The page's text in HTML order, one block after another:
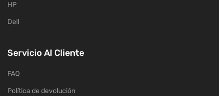
HP
Dell
Servicio Al Cliente
FAQ
Política de devolución